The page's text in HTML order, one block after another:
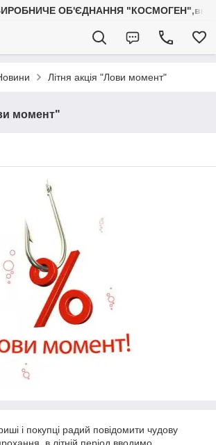
ОБ'ЄДНАННЯ
Літня акція "Лови момент"
момент"
і покупці радий повідомити чудову